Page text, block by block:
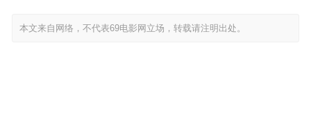
本文来自网络，不代表69电影网立场，转载请注明出处。